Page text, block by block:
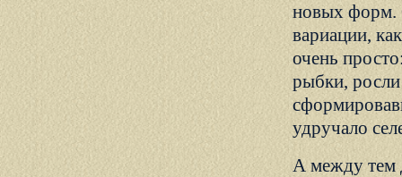
новых форм.
вариации,
очень
рыбки, росли
удручало
А между тем